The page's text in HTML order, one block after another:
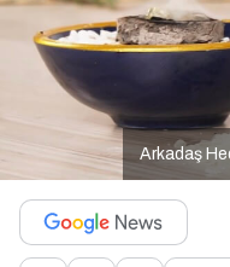
Arkadaş